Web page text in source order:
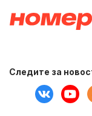
Следите за